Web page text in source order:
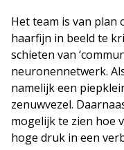
Het team is van plan
haarfijn in beeld te
schieten van
neuronennetwerk.
namelijk een
zenuwvezel.
mogelijk te zien hoe
hoge druk in een